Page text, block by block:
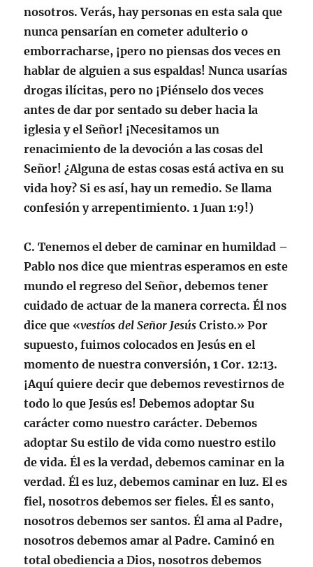
nosotros. Verás, hay personas en esta sala que
nunca pensarían en cometer adulterio o
emborracharse, ¡pero no piensas dos veces en
hablar de alguien a sus espaldas! Nunca usarías
drogas ilícitas, pero no ¡Piénselo dos veces
antes de dar por sentado su deber hacia la
iglesia y el Señor! ¡Necesitamos un
renacimiento de la devoción a las cosas del
Señor! ¿Alguna de estas cosas está activa en su
vida hoy? Si es así, hay un remedio. Se llama
confesión y arrepentimiento.1 Juan 1:9!)
C. Tenemos el deber de caminar en humildad –
Pablo nos dice que mientras esperamos en este
mundo el regreso del Señor, debemos tener
cuidado de actuar de la manera correcta. Él nos
dice que «vestíos del Señor JesúsCristo.» Por
supuesto, fuimos colocados en Jesús en el
momento de nuestra conversión, 1 Cor. 12:13.
¡Aquí quiere decir que debemos revestirnos de
todo lo que Jesús es! Debemos adoptar Su
carácter como nuestro carácter. Debemos
adoptar Su estilo de vida como nuestro estilo
de vida. Él es la verdad, debemos caminar en la
verdad. Él es luz, debemos caminar en luz. El es
fiel, nosotros debemos ser fieles. Él es santo,
nosotros debemos ser santos. Él ama al Padre,
nosotros debemos amar al Padre. Caminó en
total obediencia a Dios, nosotros debemos